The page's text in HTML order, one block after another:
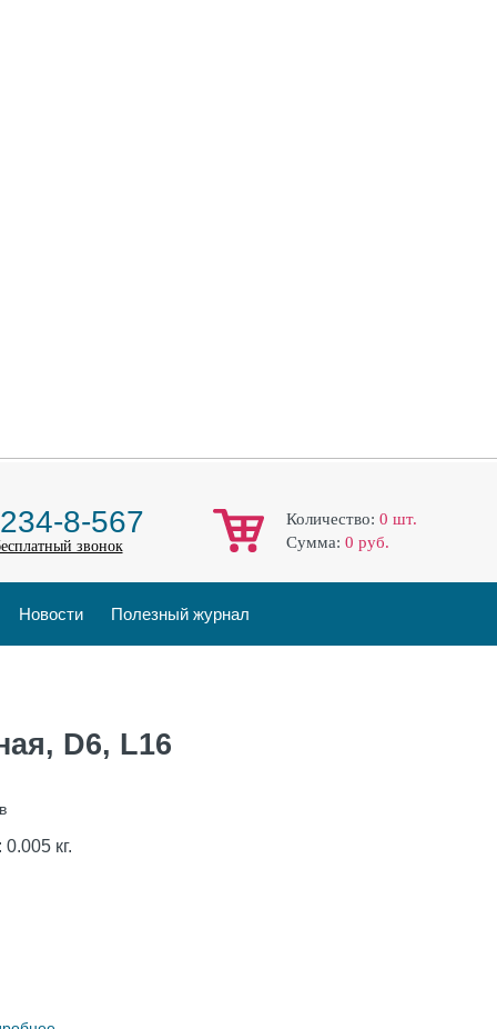
8-567
звонок
Количество: 0 шт.
Cумма: 0 руб.
Новости Полезный журнал
D6, L16
0.005 кг.